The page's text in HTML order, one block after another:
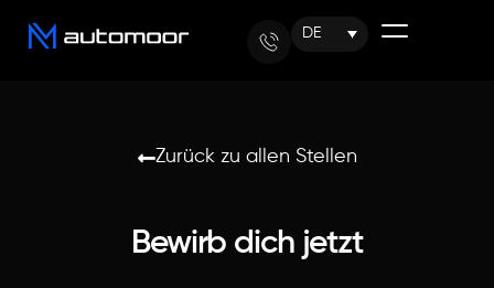
Zurück zu allen Stellen
Bewirb dich jetzt